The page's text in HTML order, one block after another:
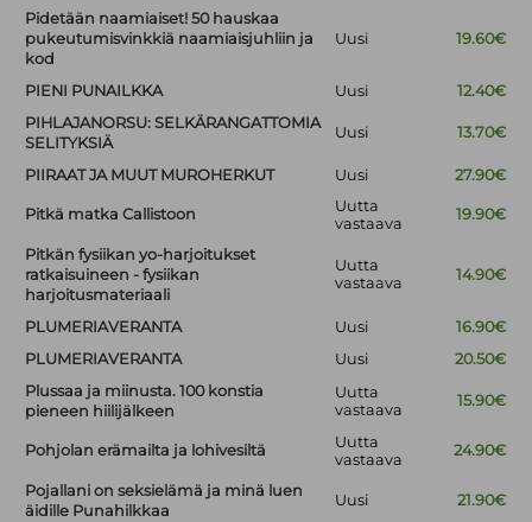
Pidetään naamiaiset! 50 hauskaa
pukeutumisvinkkiä naamiaisjuhliin ja
kod
Uusi 19.60€
PIENI PUNAILKKA Uusi
12.40€
PIHLAJANORSU: SELKÄRANGATTOMIA
SELITYKSIÄ
Uusi 13.70€
PIIRAAT JA MUUT MUROHERKUT Uusi 27.90€
Pitkä matka Callistoon
Uutta
vastaava
19.90€
Pitkän fysiikan yo-harjoitukset
ratkaisuineen - fysiikan
harjoitusmateriaali
Uutta
vastaava
14.90€
PLUMERIAVERANTA Uusi
16.90€
PLUMERIAVERANTA
Uusi
20.50€
Plussaa ja miinusta. 100 konstia
pieneen hiilijälkeen
Uutta
vastaava
15.90€
Pohjolan erämailta ja lohivesiltä
Uutta
vastaava
24.90€
Pojallani on seksielämä ja minä luen
äidille Punahilkkaa
Uusi 21.90€